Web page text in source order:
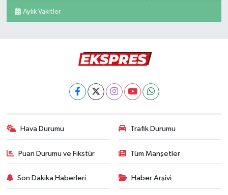
Aylık Vakitler
Hava Durumu Trafik Durumu
Puan Durumu ve Fikstür Tüm Manşetler
Son Dakika Haberleri Haber Arşivi